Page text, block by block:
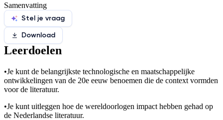
Samenvatting
Stel je vraag
Download
Leerdoelen
•Je kunt de belangrijkste technologische en maatschappelijke
ontwikkelingen van de 20e eeuw benoemen die de context vormden
voor de literatuur.
•Je kunt uitleggen hoe de wereldoorlogen impact hebben gehad op
de Nederlandse literatuur.